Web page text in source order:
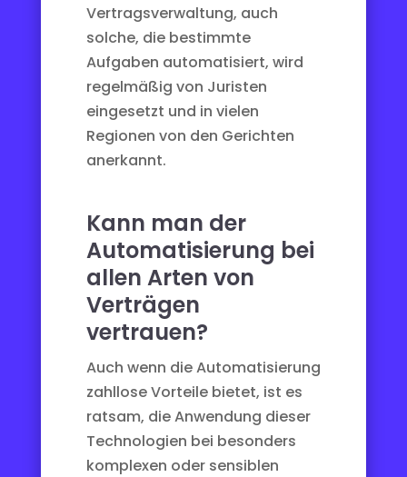
Vertragsverwaltung, auch
solche, die bestimmte
Aufgaben automatisiert, wird
regelmäßig von Juristen
eingesetzt und in vielen
Regionen von den Gerichten
anerkannt.
Kann man der
Automatisierung bei
allen Arten von
Verträgen
vertrauen?
Auch wenn die Automatisierung
zahllose Vorteile bietet, ist es
ratsam, die Anwendung dieser
Technologien bei besonders
komplexen oder sensiblen